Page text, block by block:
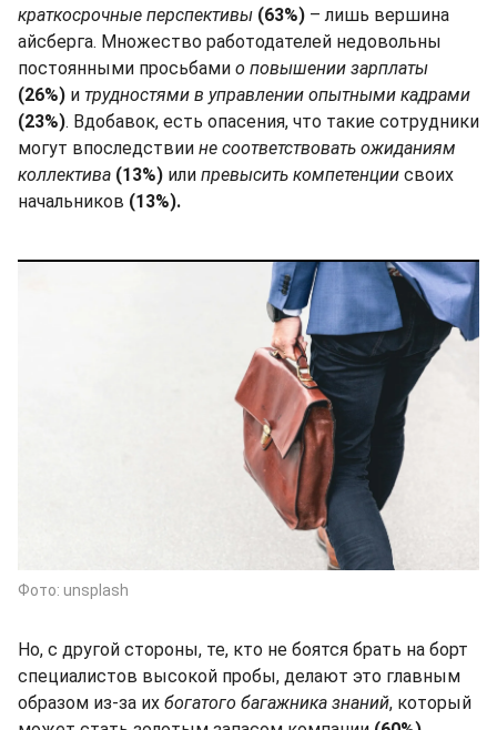
краткосрочные перспективы (63%) – лишь вершина
айсберга. Множество работодателей недовольны
постоянными просьбами о повышении зарплаты
(26%) и трудностями в управлении опытными кадрами
(23%). Вдобавок, есть опасения, что такие сотрудники
могут впоследствии не соответствовать ожиданиям
коллектива (13%) или превысить компетенции своих
начальников (13%).
Фото: unsplash
Но, с другой стороны, те, кто не боятся брать на борт
специалистов высокой пробы, делают это главным
образом из-за их богатого багажника знаний, который